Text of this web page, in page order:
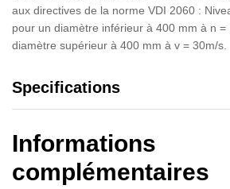
aux directives de la norme VDI 2060 :
pour un diamètre inférieur à 400 mm à n
diamètre supérieur à 400 mm à v = 30m/s.
Specifications
Informations
complémentaires